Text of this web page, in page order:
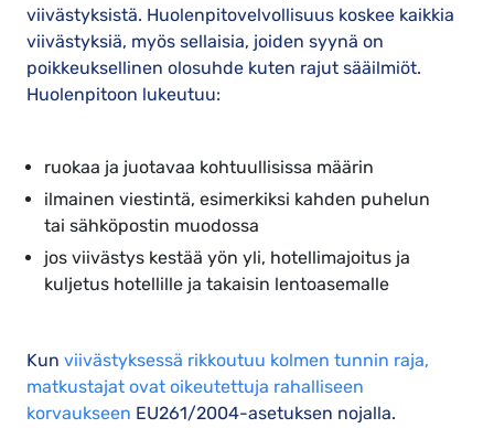
viivästyksistä. Huolenpitovelvollisuus koskee kaikkia
viivästyksiä, myös sellaisia, joiden syynä on
poikkeuksellinen olosuhde kuten rajut sääilmiöt.
Huolenpitoon lukeutuu:
ruokaa ja juotavaa kohtuullisissa määrin
ilmainen viestintä, esimerkiksi kahden puhelun
tai sähköpostin muodossa
jos viivästys kestää yön yli, hotellimajoitus ja
kuljetus hotellille ja takaisin lentoasemalle
Kun viivästyksessä rikkoutuu kolmen tunnin raja,
matkustajat ovat oikeutettuja rahalliseen
korvaukseen EU261/2004-asetuksen nojalla.